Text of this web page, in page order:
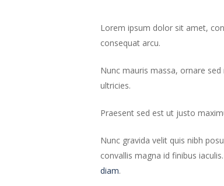
Lorem ipsum dolor sit amet,
consequat arcu.
Nunc mauris massa, ornare
ultricies.
Praesent sed est ut justo
Nunc gravida velit quis nibh
convallis magna id finibus
diam.